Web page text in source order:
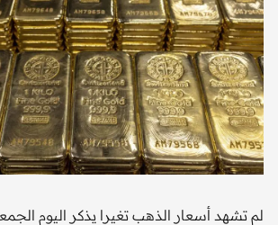
لم تشهد أسعار الذهب تغيرا يذكر اليوم